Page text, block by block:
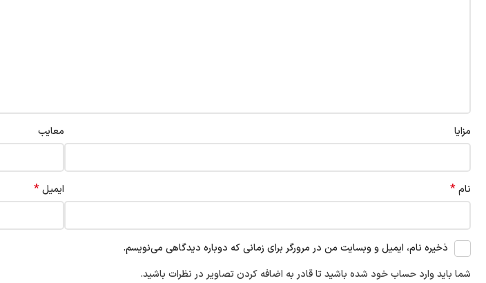
مزایا معایب
نام* ایمیل*
ذخیره نام، ایمیل و وبسایت من در مرورگر برای زمانی که دوباره دیدگاهی می‌نویسم.
شما باید وارد حساب خود شده باشید تا قادر به اضافه کردن تصاویر در نظرات باشید.